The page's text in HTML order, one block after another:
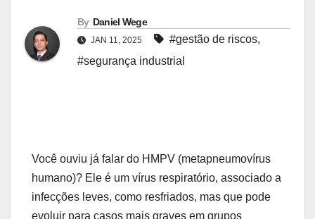
By Daniel Wege
JAN 11, 2025 #gestão de riscos,
#segurança industrial
Você ouviu já falar do HMPV (metapneumovírus
humano)? Ele é um vírus respiratório, associado a
infecções leves, como resfriados, mas que pode
evoluir para casos mais graves em grupos